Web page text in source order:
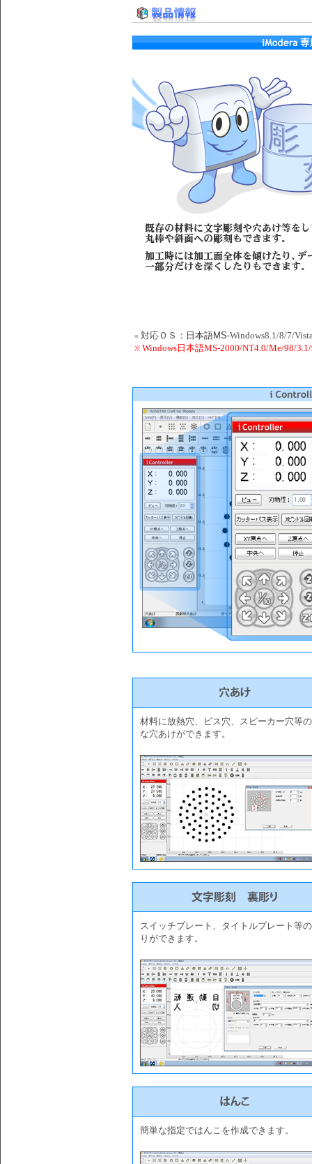
■ 対応ＯＳ： 日本語MS-Windows8.1/8/7/
※ Windows日本語MS-2000/NT4.0/Me/98/
材料に放熱穴、ビス穴、スピーカー穴等
な穴あけができます。
スイッチプレート、タイトルプレート等
りができます。
簡単な指定ではんこを作成できます。